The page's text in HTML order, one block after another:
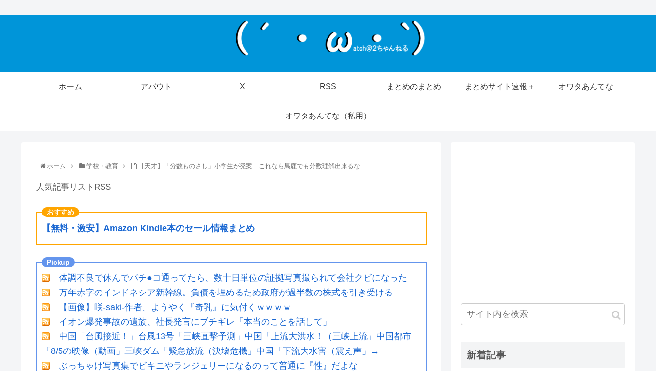
ホーム アバウト X RSS まとめのまとめ まとめサイト速報＋ オワタあんてな
オワタあんてな（私用）
ホーム 学校・教育 【天才】「分数ものさし」小学生が発案 これなら馬鹿でも分数理解出来るな
人気記事リストRSS
【無料・激安】Amazon Kindle本のセール情報まとめ
体調不良で休んでパチ●コ通ってたら、数十日単位の証拠写真撮られて会社クビになった
万年赤字のインドネシア新幹線。負債を埋めるため政府が過半数の株式を引き受ける
【画像】咲-saki-作者、ようやく『奇乳』に気付くｗｗｗｗ
イオン爆発事故の遺族、社長発言にブチギレ「本当のことを話して」
中国「台風接近！」台風13号「三峡直撃予測」中国「上流大洪水！（三峡上流」中国都市
「8/5の映像（動画」三峡ダム「緊急放流（決壊危機」中国「下流大水害（震え声」→
ぶっちゃけ写真集でビキニやランジェリーになるのって普通に『性』だよな
新着記事